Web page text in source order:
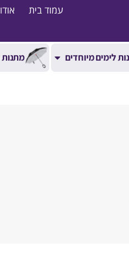
עמוד בית
לימים מיוחדים מתנות